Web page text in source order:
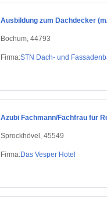
Ausbildung zum Dachdecker
Bochum, 44793
Firma:STN Dach- und
Azubi Fachmann/Fachfrau für
Sprockhövel, 45549
Firma:Das Vesper Hotel